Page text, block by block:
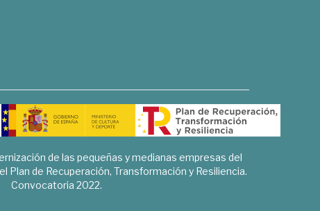
de las pequeñas y medianas empresas del
Plan de Recuperación, Transformación y Resiliencia.
Convocatoria 2022.